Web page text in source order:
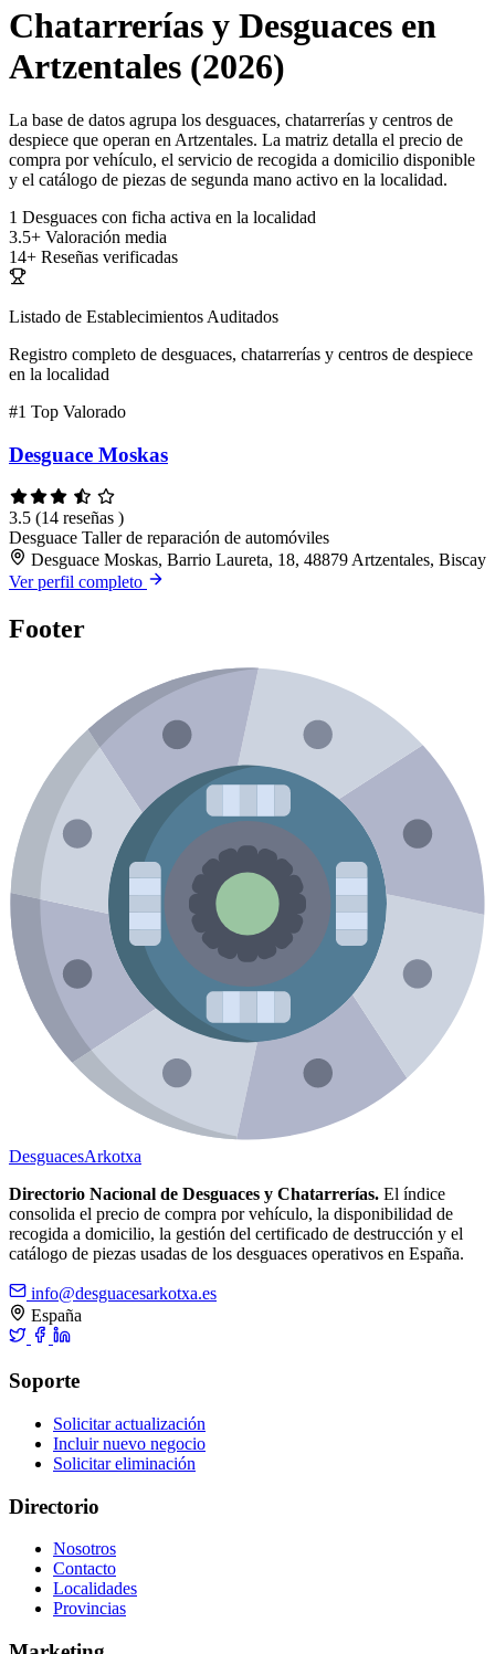
Chatarrerías y Desguaces en
Artzentales (2026)
La base de datos agrupa los desguaces, chatarrerías y centros de
despiece que operan en Artzentales. La matriz detalla el precio de
compra por vehículo, el servicio de recogida a domicilio disponible
y el catálogo de piezas de segunda mano activo en la localidad.
1 Desguaces con ficha activa en la localidad
3.5+ Valoración media
14+ Reseñas verificadas
Listado de Establecimientos Auditados
Registro completo de desguaces, chatarrerías y centros de despiece
en la localidad
#1 Top Valorado
Desguace Moskas
3.5 (14 reseñas )
Desguace Taller de reparación de automóviles
Desguace Moskas, Barrio Laureta, 18, 48879 Artzentales, Biscay
Ver perfil completo
Footer
DesguacesArkotxa
Directorio Nacional de Desguaces y Chatarrerías. El índice
consolida el precio de compra por vehículo, la disponibilidad de
recogida a domicilio, la gestión del certificado de destrucción y el
catálogo de piezas usadas de los desguaces operativos en España.
info@desguacesarkotxa.es
España
Soporte
Solicitar actualización
Incluir nuevo negocio
Solicitar eliminación
Directorio
Nosotros
Contacto
Localidades
Provincias